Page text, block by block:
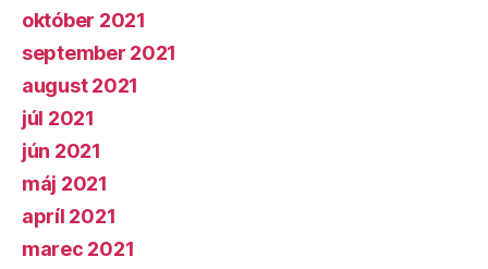
október 2021
september 2021
august 2021
júl 2021
jún 2021
máj 2021
apríl 2021
marec 2021